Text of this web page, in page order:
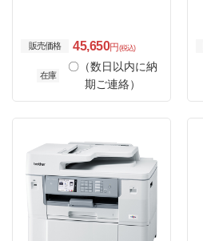
販売価格 45,650円 (税込)
在庫
〇（数日以内に納
期ご連絡）